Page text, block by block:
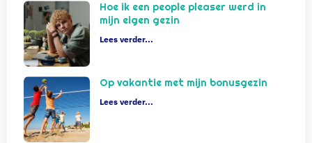
Hoe ik een people pleaser werd in
mijn eigen gezin
Lees verder...
Op vakantie met mijn bonusgezin
Lees verder...